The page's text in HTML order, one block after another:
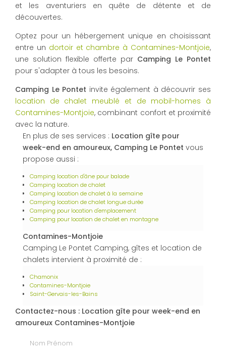
et les aventuriers en quête de détente et de
découvertes.
Optez pour un hébergement unique en choisissant
entre un dortoir et chambre à Contamines-Montjoie,
une solution flexible offerte par Camping Le Pontet
pour s'adapter à tous les besoins.
Camping Le Pontet invite également à découvrir ses
location de chalet meublé et de mobil-homes à
Contamines-Montjoie, combinant confort et proximité
avec la nature.
En plus de ses services : Location gîte pour
week-end en amoureux, Camping Le Pontet vous
propose aussi :
Camping location d'âne pour balade
Camping location de chalet
Camping location de chalet à la semaine
Camping location de chalet longue durée
Camping pour location d'emplacement
Camping pour location de chalet en montagne
Contamines-Montjoie
Camping Le Pontet Camping, gîtes et location de
chalets intervient à proximité de :
Chamonix
Contamines-Montjoie
Saint-Gervais-les-Bains
Contactez-nous : Location gîte pour week-end en
amoureux Contamines-Montjoie
Nom Prénom